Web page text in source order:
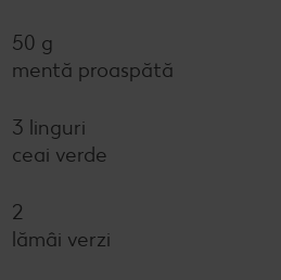
50 g
mentă proaspătă
3 linguri
ceai verde
2
lămâi verzi